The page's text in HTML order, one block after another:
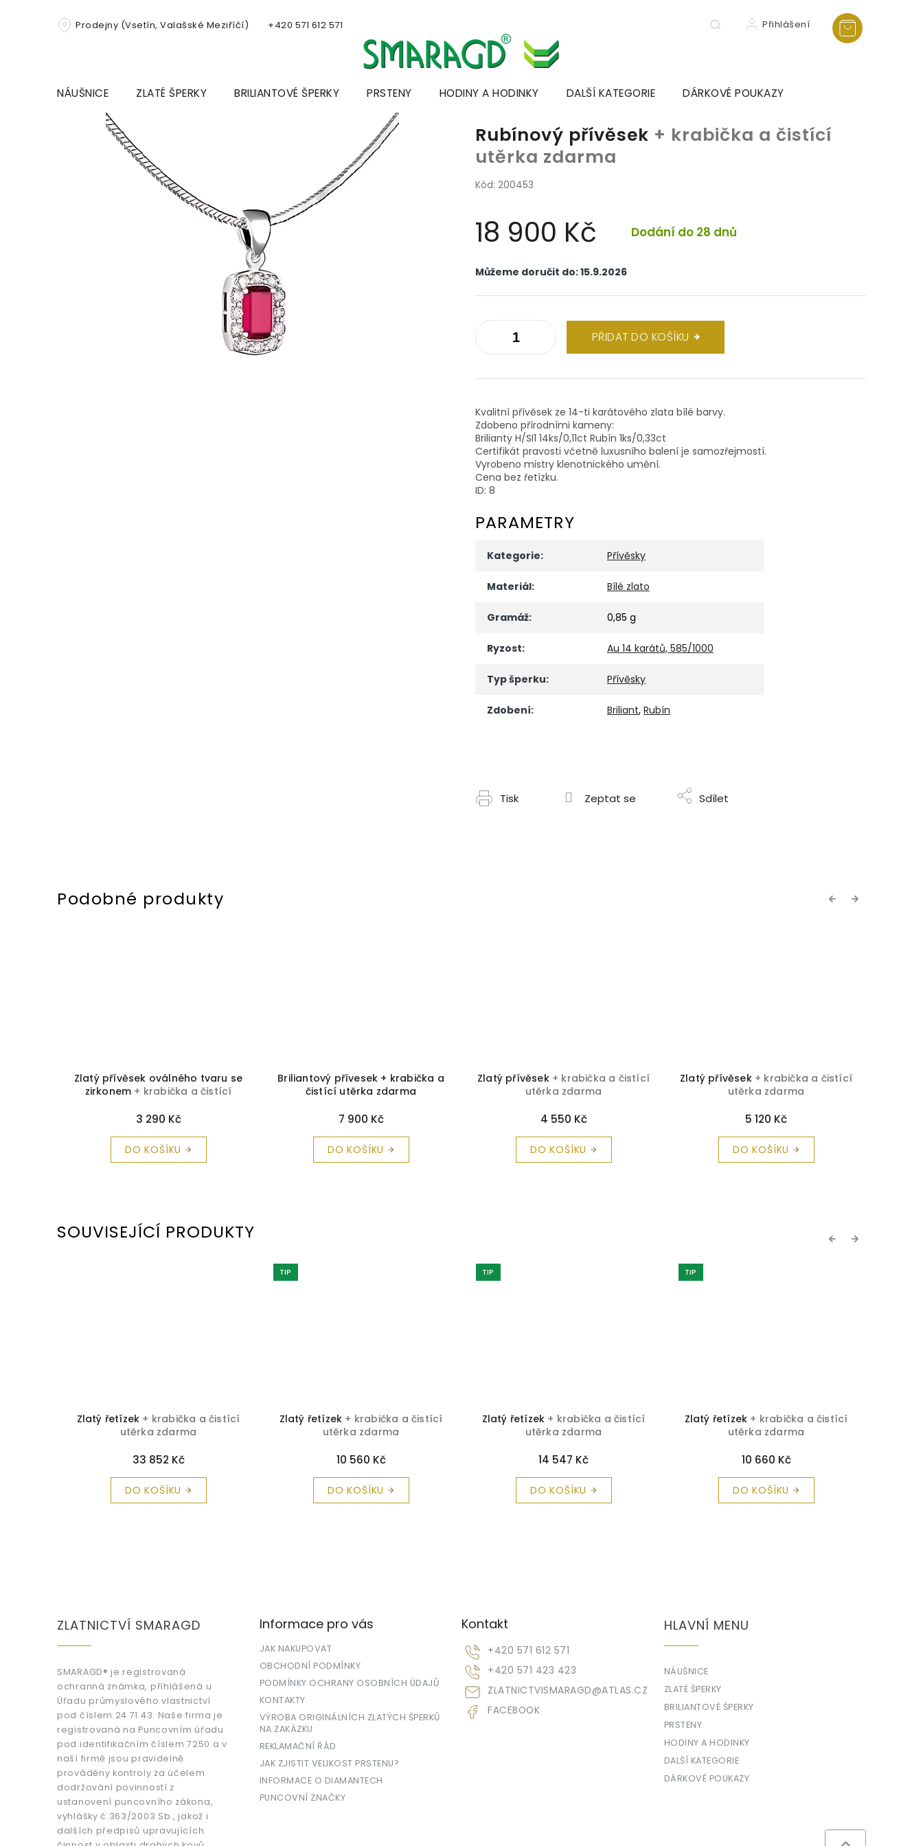
Prodejny (Vsetín, Valašské Meziříčí) +420 571 612 571 Přihlášení
NÁUŠNICE ZLATÉ ŠPERKY BRILIANTOVÉ ŠPERKY PRSTENY HODINY A HODINKY DALŠÍ KATEGORIE DÁRKOVÉ POUKAZY
Rubínový přívěsek + krabička a čistící
utěrka zdarma
Kód: 200453
18 900 Kč Dodání do 28 dnů
cena:
Můžeme doručit do:15.9.2026
PŘIDAT DO KOŠÍKU
Kvalitní přívěsek ze 14-ti karátového zlata bílé barvy.
Zdobeno přírodními kameny:
Brilianty H/SI1 14ks/0,11ct Rubín 1ks/0,33ct
Certifikát pravosti včetně luxusního balení je samozřejmostí.
Vyrobeno mistry klenotnického umění.
Cena bez řetízku.
ID: 8
PARAMETRY
Kategorie: Přívěsky
Materiál: Bílé zlato
Gramáž: 0,85 g
Ryzost: Au 14 karátů, 585/1000
Typ šperku: Přívěsky
Zdobení: Briliant, Rubín
Tisk Zeptat se Sdílet
Previous
Zlatý přívěsek oválného tvaru se
zirkonem + krabička a čistící
3 290 Kč
DO KOŠÍKU
Briliantový přívesek + krabička a
čistící utěrka zdarma
7 900 Kč
DO KOŠÍKU
Zlatý přívěsek + krabička a čistící
utěrka zdarma
4 550 Kč
DO KOŠÍKU
Zlatý přívěsek + krabička a čistící
utěrka zdarma
5 120 Kč
DO KOŠÍKU
Next
SOUVISEJÍCÍ PRODUKTY Previous
Zlatý řetízek+ krabička a čistící
utěrka zdarma
33 852 Kč
DO KOŠÍKU
Zlatý řetízek+ krabička a čistící
utěrka zdarma
10 560 Kč
DO KOŠÍKU
Zlatý řetízek+ krabička a čistící
utěrka zdarma
14 547 Kč
DO KOŠÍKU
Zlatý řetízek+ krabička a čistící
utěrka zdarma
10 660 Kč
DO KOŠÍKU
Zlatý řetízek
Next
ZLATNICTVÍ SMARAGD
SMARAGD® je registrovaná
ochranná známka, přihlášená u
Úřadu průmyslového vlastnictví
pod číslem 24 71 43. Naše firma je
registrovaná na Puncovním úřadu
pod identifikačním číslem 7250 a v
naší firmě jsou pravidelně
prováděny kontroly za účelem
dodržování povinností z
ustanovení puncovního zákona,
vyhlášky č.363/2003 Sb., jakož i
dalších předpisů upravujících
Informace pro vás
JAK NAKUPOVAT
OBCHODNÍ PODMÍNKY
PODMÍNKY OCHRANY OSOBNÍCH ÚDAJŮ
KONTAKTY
VÝROBA ORIGINÁLNÍCH ZLATÝCH ŠPERKŮ
NA ZAKÁZKU
REKLAMAČNÍ ŘÁD
JAK ZJISTIT VELIKOST PRSTENU?
INFORMACE O DIAMANTECH
PUNCOVNÍ ZNAČKY
Kontakt
ZLATNICTVISMARAGD@ATLAS.CZ
+420 571 612 571
+420 571 423 423
FACEBOOK
HLAVNÍ MENU
NÁUŠNICE
ZLATÉ ŠPERKY
BRILIANTOVÉ ŠPERKY
PRSTENY
HODINY A HODINKY
DALŠÍ KATEGORIE
DÁRKOVÉ POUKAZY